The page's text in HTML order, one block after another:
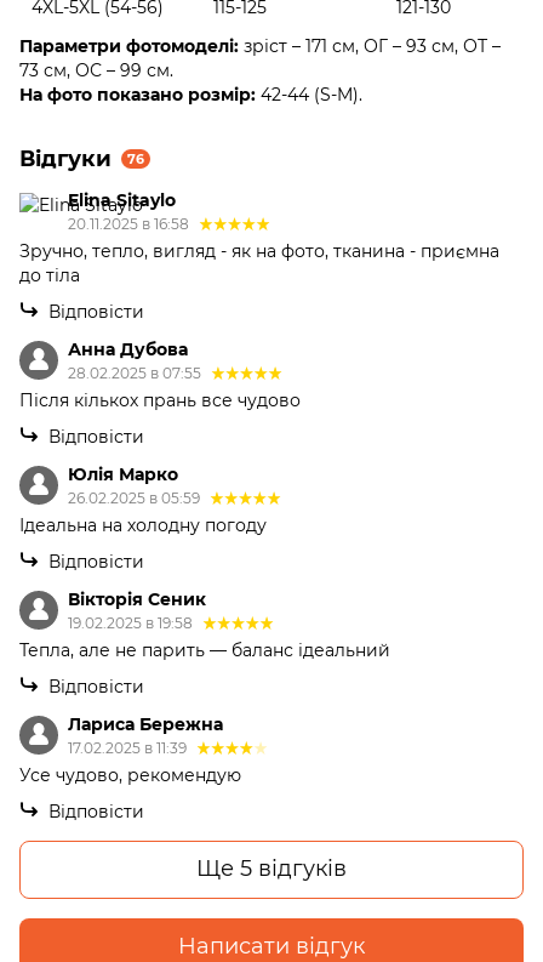
4XL-5XL (54-56) 115-125
121-130
Параметри фотомоделі: зріст – 171 см, ОГ – 93 см, ОТ –
73 см, ОС – 99 см.
На фото показано розмір: 42-44 (S-M).
Відгуки 76
Elina Sitaylo
20.11.2025 в 16:58
Зручно, тепло, вигляд - як на фото, тканина - приємна
до тіла
Відповісти
Анна Дубова
28.02.2025 в 07:55
Після кількох прань все чудово
Відповісти
Юлія Марко
26.02.2025 в 05:59
Ідеальна на холодну погоду
Відповісти
Вікторія Сеник
19.02.2025 в 19:58
Тепла, але не парить — баланс ідеальний
Відповісти
Лариса Бережна
17.02.2025 в 11:39
Усе чудово, рекомендую
Відповісти
Ще 5 відгуків
Написати відгук